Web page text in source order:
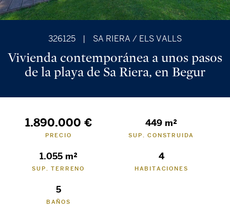
326125 SA RIERA / ELS VALLS
Vivienda contemporánea a unos pasos
de la playa de Sa Riera, en Begur
1.890.000 €
PRECIO
449 m²
SUP. CONSTRUIDA
1.055 m²
SUP. TERRENO
4
HABITACIONES
5
BAÑOS